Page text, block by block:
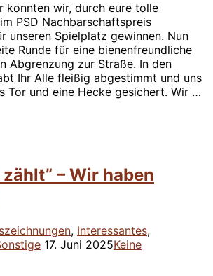
konnten wir, durch eure tolle
PSD Nachbarschaftspreis
unseren Spielplatz gewinnen. Nun
Runde für eine bienenfreundliche
Abgrenzung zur Straße. In den
Ihr Alle fleißig abgestimmt und uns
Tor und eine Hecke gesichert. Wir …
zählt” – Wir haben
, Interessantes,
Veröffentlicht
17. Juni 2025Keine